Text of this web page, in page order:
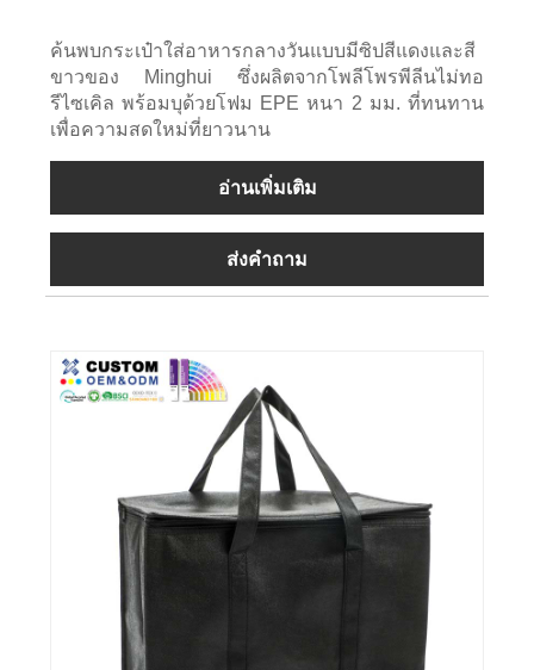
ค้นพบกระเป๋าใส่อาหารกลางวันแบบมีซิปสีแดงและสี
ขาวของ Minghui ซึ่งผลิตจากโพลีโพรพีลีนไม่ทอ
รีไซเคิล พร้อมบุด้วยโฟม EPE หนา 2 มม. ที่ทนทาน
เพื่อความสดใหม่ที่ยาวนาน
อ่านเพิ่มเติม
ส่งคำถาม